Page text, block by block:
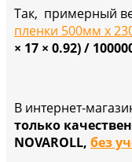
Так, примерный
пленки 500мм х
× 17 × 0.92) /
В интернет-
только
NOVAROLL, без